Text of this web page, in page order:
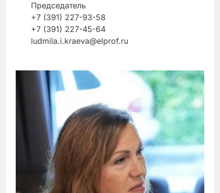
Председатель
+7 (391) 227-93-58
+7 (391) 227-45-64
ludmila.i.kraeva@elprof.ru